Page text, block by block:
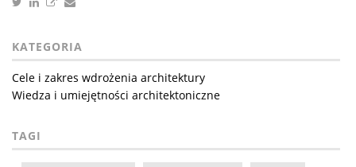
KATEGORIA
Cele i zakres wdrożenia architektury
Wiedza i umiejętności architektoniczne
TAGI